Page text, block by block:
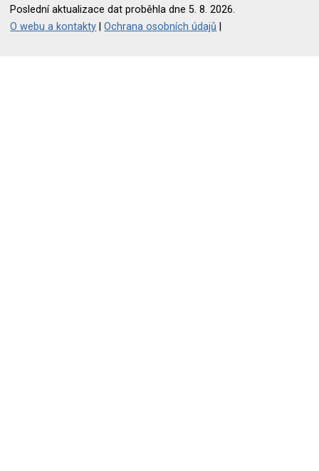
Poslední aktualizace dat proběhla dne 5. 8. 2026.
O webu a kontakty |Ochrana osobních údajů